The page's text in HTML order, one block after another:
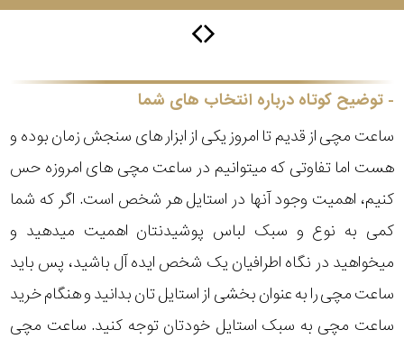
توضیح کوتاه درباره انتخاب های شما
ساعت مچی از قدیم تا امروز یکی از ابزار های سنجش زمان بوده و
هست اما تفاوتی که میتوانیم در ساعت مچی های امروزه حس
کنیم، اهمیت وجود آنها در استایل هر شخص است. اگر که شما
کمی به نوع و سبک لباس پوشیدنتان اهمیت میدهید و
میخواهید در نگاه اطرافیان یک شخص ایده آل باشید، پس باید
ساعت مچی را به عنوان بخشی از استایل تان بدانید و هنگام خرید
ساعت مچی به سبک استایل خودتان توجه کنید. ساعت مچی
سیتیزن
اورینت
پیلار
لیکوپر
جنسیت
استایل